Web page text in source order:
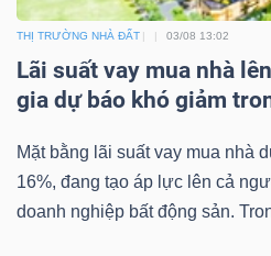
THỊ TRƯỜNG NHÀ ĐẤT 03/08 13:02
Lãi suất vay mua nhà
gia dự báo khó giảm
Mặt bằng lãi suất vay mua nhà
16%, đang tạo áp lực lên cả
doanh nghiệp bất động sản.